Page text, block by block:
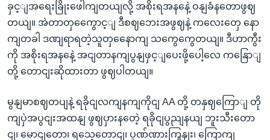
ခှင့ျအရေးခြိုးဖေါကျတယျလို့ အစိုးရအနနေဲ့ ဝနျခံနတောဖွဈ
တယျ။ အဲတာတှကွေောင့ျ ဒီစဈဘေးအဖွဈနဲ့ ကလေးတှေ နော
ကျတခါ ဒဏျရာရတဲ့သူတှနေောကျ သကွေကွေတယျ။ ဒီဟာကွီး
ကို အစိုးရအနနေဲ့ အငျတာနကျပွနျဖှင့ျပေးဖို့ပေါ့လေ ကနြောျ
တို့ တောငျးဆိုထားတာ ဖွဈပါတယျ။
မွနျမာစဈတပျနဲ့ ရခိုငျလကျနကျကိုငျ AA တို့ တနှဈကြောျ တို
ကျပှဲအပွငျးအထနျ ဖွဈပှားနတေဲ့ ရခိုငျပွညျနယျ ဘူးသီးတော
ငျ၊ မောငျတော၊ ရသေ့တောငျ၊ ပုဏ်ဏားကြှနျး၊ ကြောကျ